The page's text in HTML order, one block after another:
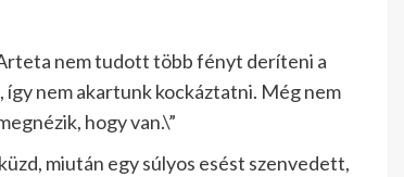
nem tudott több fényt deríteni a
nem akartunk kockáztatni. Még nem
hogy van.\”
miután egy súlyos esést szenvedett,